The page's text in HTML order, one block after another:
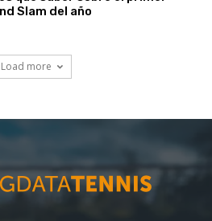
Slam del año
Load more